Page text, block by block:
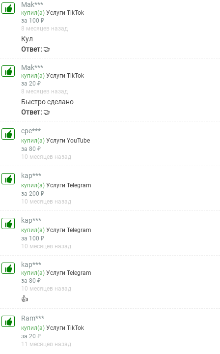
Mak***
купил(а)Услуги TikTok
за 100 ₽
8 месяцев назад
Кул
Ответ: 🤝
Mak***
купил(а)Услуги TikTok
за 20 ₽
8 месяцев назад
Быстро сделано
Ответ: 🤝
cpe***
купил(а)Услуги YouTube
за 80 ₽
10 месяцев назад
kap***
купил(а)Услуги Telegram
за 200 ₽
10 месяцев назад
kap***
купил(а)Услуги Telegram
за 100 ₽
10 месяцев назад
kap***
купил(а)Услуги Telegram
за 80 ₽
10 месяцев назад
👍
Ram***
купил(а)Услуги TikTok
за 20 ₽
11 месяцев назад